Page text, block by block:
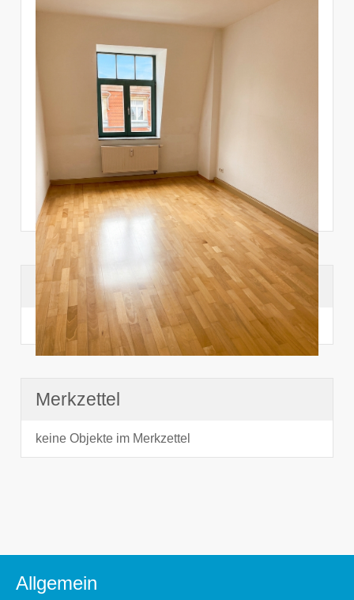
Suchhistorie
noch nichts angesehen
Merkzettel
keine Objekte im Merkzettel
Allgemein